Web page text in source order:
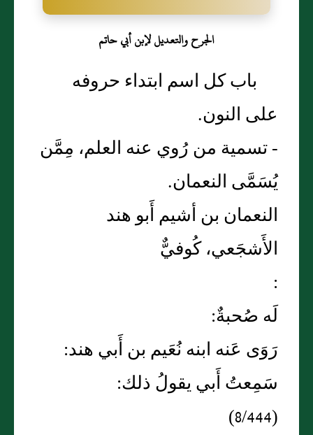
الجرح والتعديل لإبن أبي حاتم
باب كل اسم ابتداء حروفه
على النون.
- تسمية من رُوي عنه العلم، مِمَّن
يُسَمَّى النعمان.
النعمان بن أشيم أَبو هند
الأَشجَعي، كُوفيٌّ
:
لَه صُحبةٌ:
رَوَى عَنه ابنه نُعَيم بن أَبي هند:
سَمِعتُ أَبي يقولُ ذلك:
(8/444)